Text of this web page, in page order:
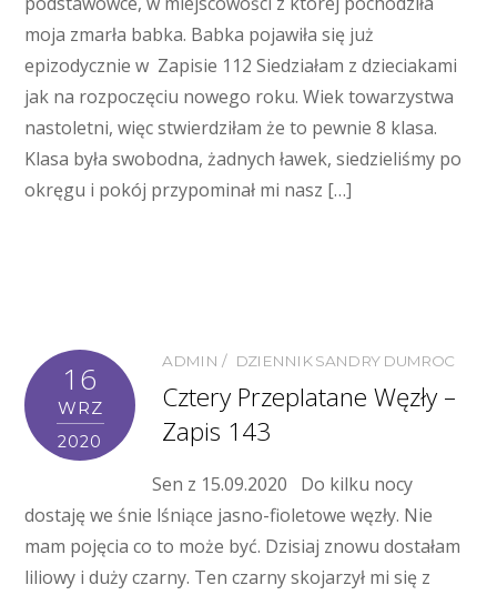
moja zmarła babka. Babka pojawiła się już
epizodycznie w Zapisie 112 Siedziałam z dzieciakami
jak na rozpoczęciu nowego roku. Wiek towarzystwa
nastoletni, więc stwierdziłam że to pewnie 8 klasa.
Klasa była swobodna, żadnych ławek, siedzieliśmy po
okręgu i pokój przypominał mi nasz […]
16
WRZ
2020
ADMIN DZIENNIK SANDRY DUMROC
Cztery Przeplatane Węzły –
Zapis 143
Sen z 15.09.2020 Do kilku nocy
dostaję we śnie lśniące jasno-fioletowe węzły. Nie
mam pojęcia co to może być. Dzisiaj znowu dostałam
liliowy i duży czarny. Ten czarny skojarzył mi się z